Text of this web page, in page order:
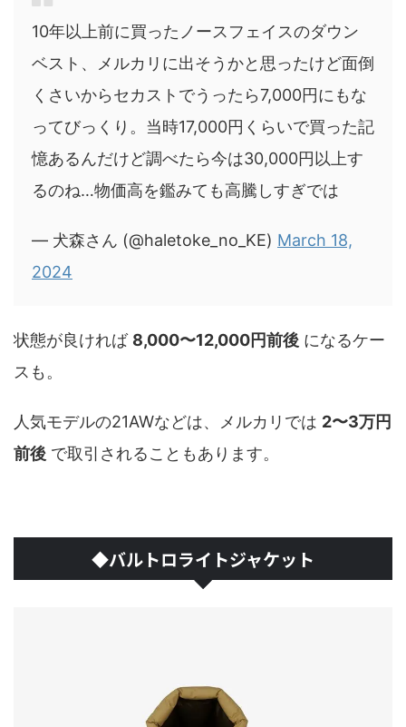
10年以上前に買ったノースフェイスのダウン
ベスト、メルカリに出そうかと思ったけど面倒
くさいからセカストでうったら7,000円にもな
ってびっくり。当時17,000円くらいで買った記
憶あるんだけど調べたら今は30,000円以上す
るのね…物価高を鑑みても高騰しすぎでは
— 犬森さん (@haletoke_no_KE) March 18,
2024
状態が良ければ 8,000〜12,000円前後 になるケー
スも。
人気モデルの21AWなどは、メルカリでは 2〜3万円
前後 で取引されることもあります。
◆バルトロライトジャケット